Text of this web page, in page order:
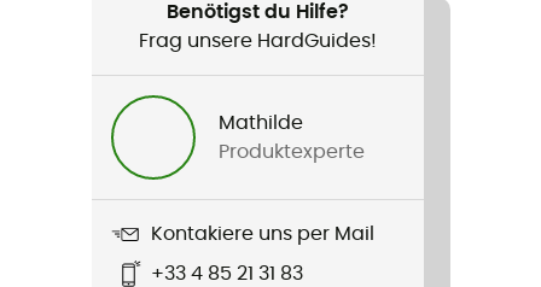
Origine Européenne Garantie
Verschlusssystem
Verstellbarer Kinnriemen
Reflektierende Elemente
Benötigst du Hilfe?
Frag unsere HardGuides!
Mathilde
Produktexperte
Kontakiere uns per Mail
+33 4 85 21 31 83